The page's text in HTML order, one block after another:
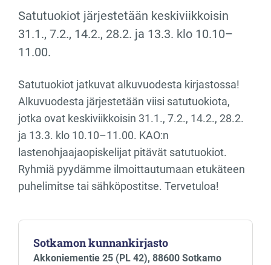
Satutuokiot järjestetään keskiviikkoisin
31.1., 7.2., 14.2., 28.2. ja 13.3. klo 10.10–
11.00.
Satutuokiot jatkuvat alkuvuodesta kirjastossa!
Alkuvuodesta järjestetään viisi satutuokiota,
jotka ovat keskiviikkoisin 31.1., 7.2., 14.2., 28.2.
ja 13.3. klo 10.10–11.00. KAO:n
lastenohjaajaopiskelijat pitävät satutuokiot.
Ryhmiä pyydämme ilmoittautumaan etukäteen
puhelimitse tai sähköpostitse. Tervetuloa!
Sotkamon kunnankirjasto
Akkoniementie 25 (PL 42), 88600 Sotkamo